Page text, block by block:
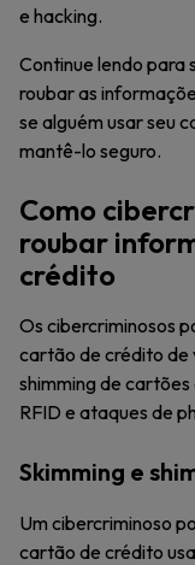
e hacking.
Continue lendo para
roubar as
se alguém usar seu
mantê-lo seguro.
Como
roubar
crédito
Os cibercriminosos
cartão de crédito de
shimming de
RFID e ataques de
Skimming e
Um cibercriminoso
cartão de crédito